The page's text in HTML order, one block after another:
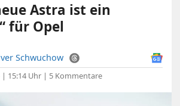
Astra ist ein
für Opel
Schwuchow
| 15:14 Uhr | 5 Kommentare